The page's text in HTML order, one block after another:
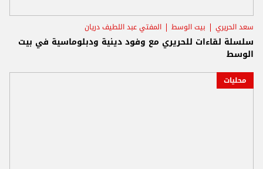
سعد الحريري بيت الوسط المفتي عبد اللطيف دريان
سلسلة لقاءات للحريري مع وفود دينية ودبلوماسية في بيت
الوسط
محليات